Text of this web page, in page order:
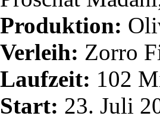
Produktion:
Verleih: Zorro
Laufzeit: 102
Start: 23. Juli